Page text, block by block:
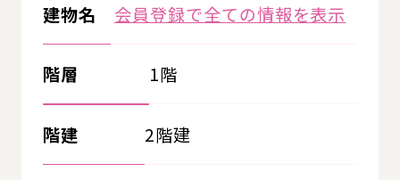
建物名 会員登録で全ての情報を表示
階層 1階
階建 2階建